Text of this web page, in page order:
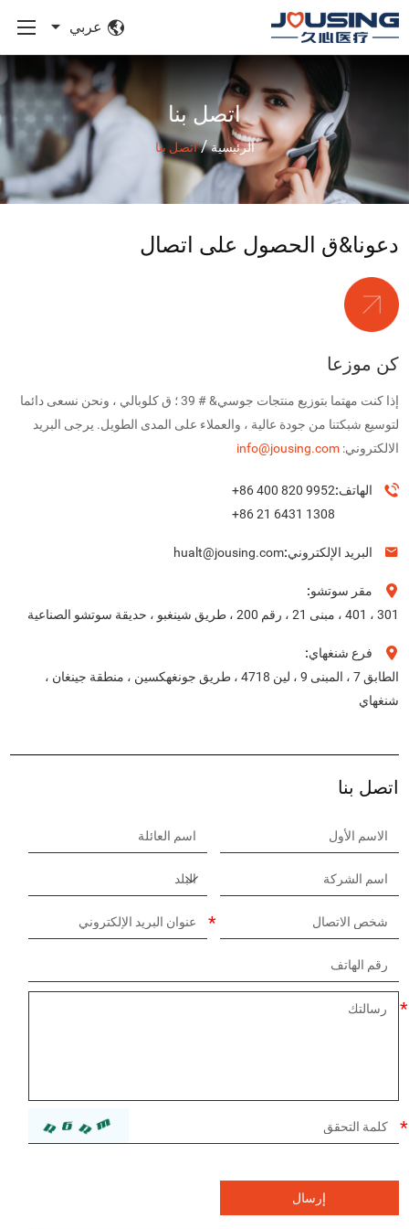
عربي
اتصل بنا
الرئيسية/اتصل بنا
دعونا&ق الحصول على اتصال
كن موزعا
إذا كنت مهتما بتوزيع منتجات جوسي& # 39 ؛ ق كلوبالي ، ونحن نسعى دائما
لتوسيع شبكتنا من جودة عالية ، والعملاء على المدى الطويل. يرجى البريد
الالكتروني:info@jousing.com
الهاتف:+86 400 820 9952
+86 21 6431 1308
البريد الإلكتروني:hualt@jousing.com
مقر سوتشو:
301 ، 401 ، مبنى 21 ، رقم 200 ، طريق شينغبو ، حديقة سوتشو الصناعية
فرع شنغهاي:
الطابق 7 ، المبنى 9 ، لين 4718 ، طريق جونغهكسين ، منطقة جينغان ،
شنغهاي
اتصل بنا